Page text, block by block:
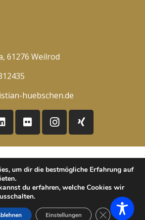
61276 Weilrod
huebschen.de
Christian Hübschen ::FAQ
um dir die bestmögliche Erfahrung auf
du erfahren, welche Cookies wir
Einstellungen GDPR